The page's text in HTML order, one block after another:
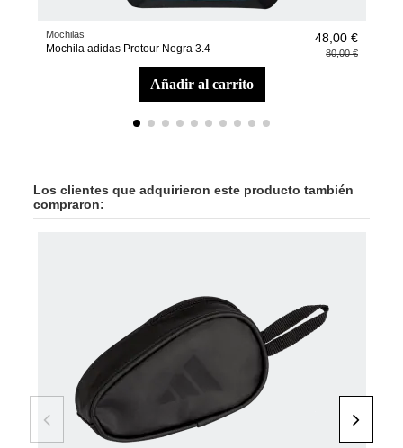
Mochilas
Mochila adidas Protour Negra 3.4
48,00 €
80,00 €
añadir al carrito
Los clientes que adquirieron este producto también
compraron: